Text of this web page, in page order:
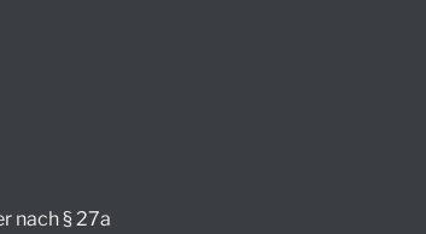
nach § 27a